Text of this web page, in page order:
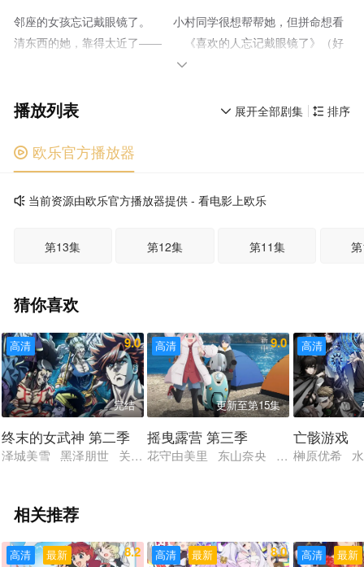
邻座的女孩忘记戴眼镜了。 小村同学很想帮帮她，但拼命想看
清东西的她，靠得太近了—— 《喜欢的人忘记戴眼镜了》（好
きな子がめがねを忘れた）是漫画家藤近小梅创作的漫画作品。近

 排序
 展开全部剧集
播放列表
 欧乐官方播放器
当前资源由欧乐官方播放器提供 - 看电影上欧乐
第13集 第12集 第11集
猜你喜欢
高清 9.0
完结
终末的女武神 第二季
泽城美雪 黑泽朋世 关智一 绿川光 高木涉 樱井孝宏 诹访
高清 9.0
更新至第15集
摇曳露营 第三季
花守由美里 东山奈央 原纱友里 丰
高清
亡骸游戏
榊原优希
相关推荐
最新
高清 8.2 最新
高清 8.0 最新
高清